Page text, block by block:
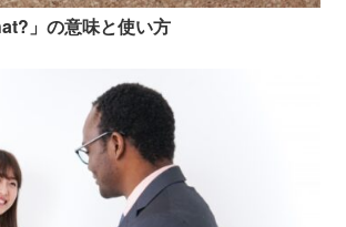
」の意味と使い方